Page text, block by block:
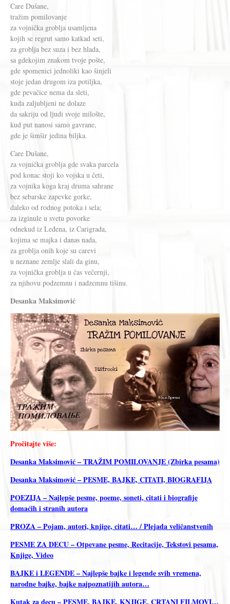
Care Dušane,
tražim pomilovanje
za vojnička groblja usamljena
kojih se regrut samo katkad seti,
za groblja bez suza i bez hlada,
sa gdekojim znakom tvoje pošte,
gde spomenici jednoliki kao šinjeli
stoje jedan drugom iza potiljka,
gde pevačice nema da sleti,
kuda zaljubljeni ne dolaze
da sakriju od ljudi svoje milošte,
kud put nanosi samo gavrane,
gde je šimšir jedina biljka.
Care Dušane,
za vojnička groblja gde svaka parcela
pod konac stoji ko vojska u četi,
za vojnika koga kraj druma sahrane
bez sebarske zapevke gorke,
daleko od rodnog potoka i sela;
za izginule u svetu povorke
odnekud iz Leđena, iz Carigrada,
kojima se majka i danas nada,
za groblja onih koje su carevi
u neznane zemlje slali da ginu,
za vojnička groblja u čas večernji,
za njihovu podzemnu i nadzemnu tišinu.
Desanka Maksimović
Pročitajte više:
Desanka Maksimović – TRAŽIM POMILOVANJE (Zbirka pesama)
Desanka Maksimović – PESME, BAJKE, CITATI, BIOGRAFIJA
POEZIJA – Najlepše pesme, poeme, soneti, citati i biografije
domaćih i stranih autora
PROZA – Pojam, autori, knjige, citati… / Plejada veličanstvenih
PESME ZA DECU – Otpevane pesme, Recitacije, Tekstovi pesama,
Knjige, Video
BAJKE i LEGENDE – Najlepše bajke i legende svih vremena,
narodne bajke, bajke najpoznatijih autora…
Kutak za decu – PESME, BAJKE, KNJIGE, CRTANI FILMOVI…